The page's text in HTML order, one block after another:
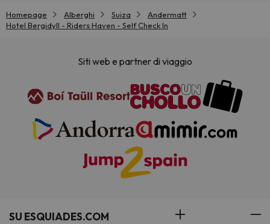
Homepage Alberghi Suiza
Andermatt
Hotel Bergidyll - Riders Haven - Self Check In
Siti web e partner di viaggio
SU ESQUIADES.COM